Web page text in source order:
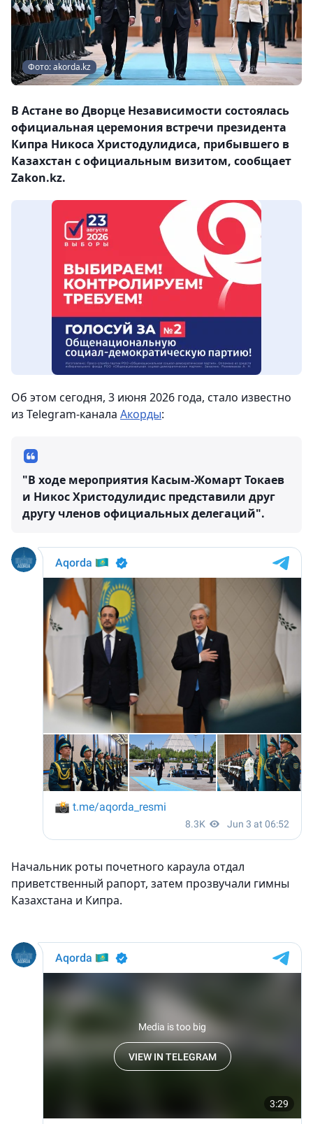
Фото: akorda.kz
В Астане во Дворце Независимости состоялась
официальная церемония встречи президента
Кипра Никоса Христодулидиса, прибывшего в
Казахстан с официальным визитом, сообщает
Zakon.kz.
Об этом сегодня, 3 июня 2026 года, стало известно
из Telegram-канала Акорды:
"В ходе мероприятия Касым-Жомарт Токаев
и Никос Христодулидис представили друг
другу членов официальных делегаций".
Начальник роты почетного караула отдал
приветственный рапорт, затем прозвучали гимны
Казахстана и Кипра.